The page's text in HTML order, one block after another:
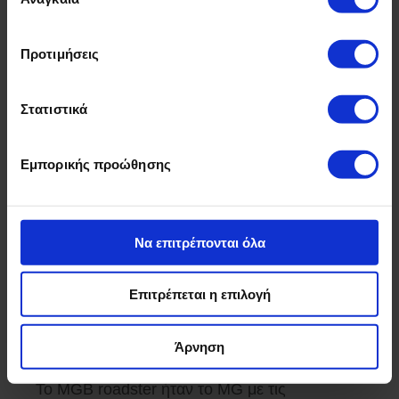
Προτιμήσεις
Στατιστικά
Εμπορικής προώθησης
Να επιτρέπονται όλα
Επιτρέπεται η επιλογή
Άρνηση
Το MGB roadster ήταν το MG με τις